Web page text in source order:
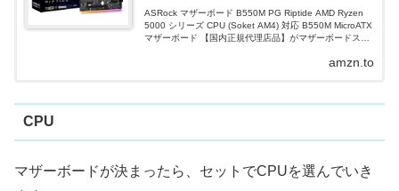
ASRock マザーボード B550M PG Riptide AMD Ryzen
5000 シリーズ CPU (Soket AM4) 対応 B550M MicroATX
マザーボード 【国内正規代理店品】がマザーボードスト
amzn.to
CPU
マザーボードが決まったら、セットでCPUを選んでいき